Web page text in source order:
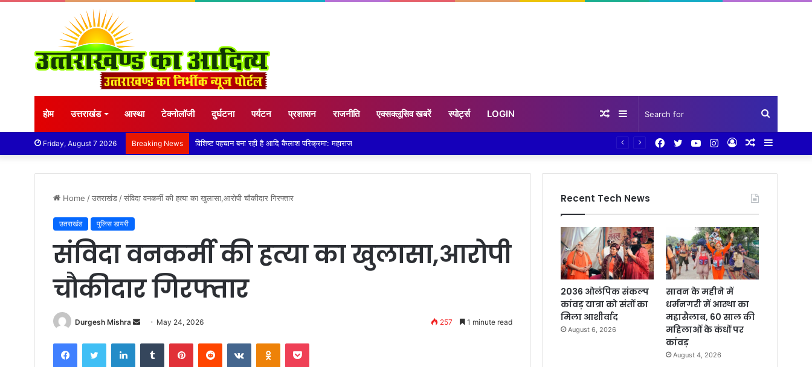
होम उत्तराखंड आस्था टेक्नोलॉजी दुर्घटना पर्यटन प्रशासन राजनीति एक्सक्लूसिव खबरें स्पोर्ट्स LOGIN Search
for
Sidebar
Random
Friday, August 7 2026 Breaking News तेज बारिश से धर्मनगरी हरिद्वार हुई पानी-पानी Sidebar
Random
Log
Instagram
YouTube
Twitter
Facebook
Home /उतराखंड /संविदा वनकर्मी की हत्या का खुलासा,आरोपी चौकीदार गिरफ्तार
उतराखंड पुलिस डायरी
संविदा वनकर्मी की हत्या का खुलासा,आरोपी
चौकीदार गिरफ्तार
Durgesh Mishra
Send
email
May 24, 2026 257 1 minute read
FacebookTwitter LinkedInTumblr PinterestReddit VKontakteOdnoklassniki
Pocket
Recent Tech News
2036 ओलंपिक संकल्प
कांवड़ यात्रा को संतों का
मिला आशीर्वाद
August 6, 2026
सावन के महीने में
धर्मनगरी में आस्था का
महासैलाब, 60 साल की
महिलाओं के कंधों पर
कांवड़
August 4, 2026